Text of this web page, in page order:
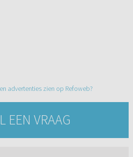
advertenties zien op Refoweb?
EEN VRAAG